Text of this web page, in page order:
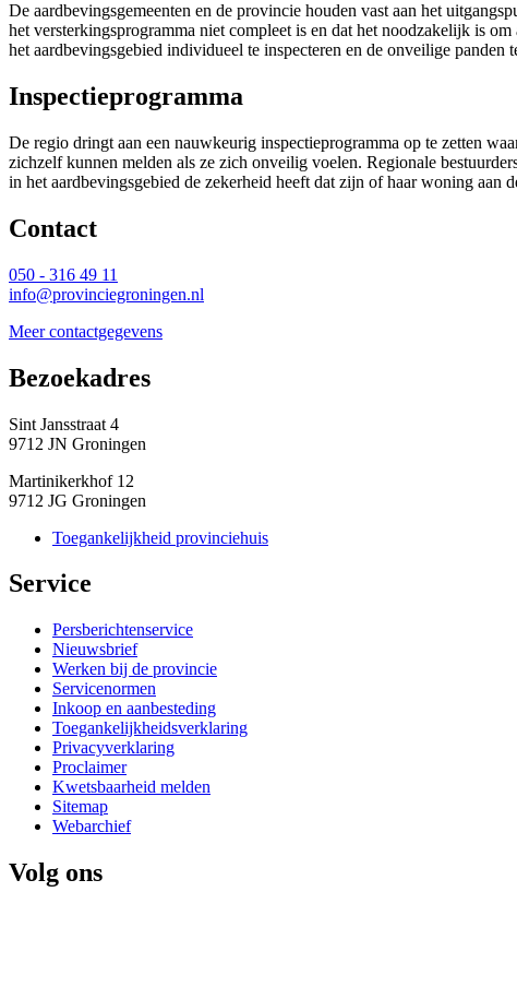
De aardbevingsgemeenten en de provincie houden vast aan het
het versterkingsprogramma niet compleet is en dat het noodzakelijk is
het aardbevingsgebied individueel te inspecteren en de onveilige panden
Inspectieprogramma
De regio dringt aan een nauwkeurig inspectieprogramma op te zetten
zichzelf kunnen melden als ze zich onveilig voelen. Regionale
in het aardbevingsgebied de zekerheid heeft dat zijn of haar woning aan
Contact
050 - 316 49 11
info@provinciegroningen.nl
Meer contactgegevens
Bezoekadres
Sint Jansstraat 4
9712 JN Groningen
Martinikerkhof 12
9712 JG Groningen
Toegankelijkheid provinciehuis
Service
Persberichtenservice
Nieuwsbrief
Werken bij de provincie
Servicenormen
Inkoop en aanbesteding
Toegankelijkheidsverklaring
Privacyverklaring
Proclaimer
Kwetsbaarheid melden
Sitemap
Webarchief
Volg ons